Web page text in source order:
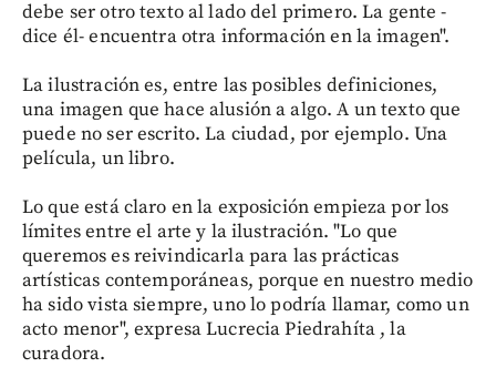
debe ser otro texto al lado del primero. La gente -
dice él- encuentra otra información en la imagen".
La ilustración es, entre las posibles definiciones,
una imagen que hace alusión a algo. A un texto que
puede no ser escrito. La ciudad, por ejemplo. Una
película, un libro.
Lo que está claro en la exposición empieza por los
límites entre el arte y la ilustración. "Lo que
queremos es reivindicarla para las prácticas
artísticas contemporáneas, porque en nuestro medio
ha sido vista siempre, uno lo podría llamar, como un
acto menor", expresa Lucrecia Piedrahíta , la
curadora.